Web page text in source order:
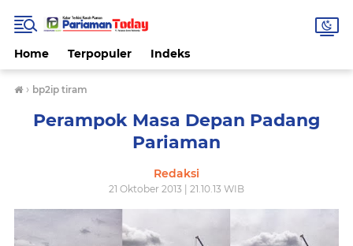
Home Terpopuler Indeks
› bp2ip tiram
Perampok Masa Depan Padang
Pariaman
Redaksi
21 Oktober 2013 | 21.10.13 WIB